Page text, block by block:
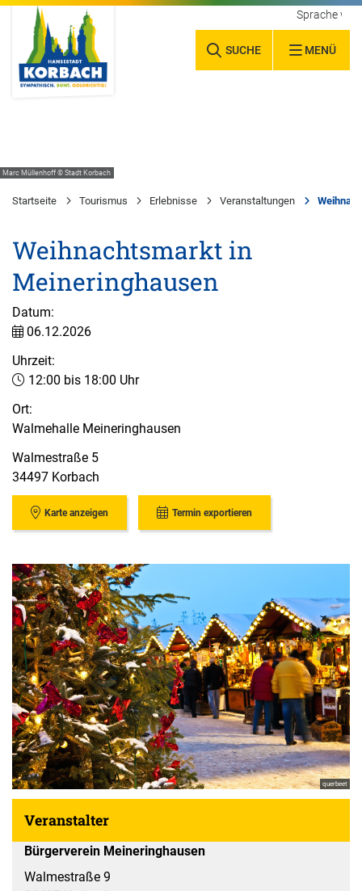
SUCHE MENÜ
Sprache
Marc Müllenhoff © Stadt Korbach
Startseite Tourismus Erlebnisse Veranstaltungen
Weihnachtsmarkt in
Meineringhausen
Datum:
06.12.2026
Uhrzeit:
12:00 bis 18:00 Uhr
Ort:
Walmehalle Meineringhausen
Walmestraße 5
34497 Korbach
Karte anzeigen Termin exportieren
querbeet
Veranstalter
Bürgerverein Meineringhausen
Walmestraße 9